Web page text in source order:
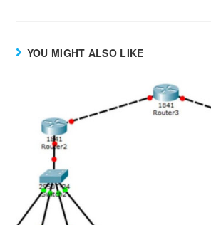
YOU MIGHT ALSO LIKE